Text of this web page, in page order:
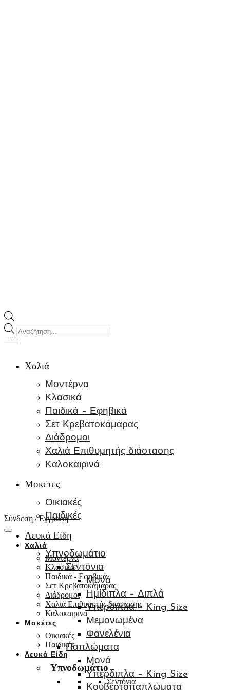
Σύνδεση / Εγγραφή
Χαλιά
Μοντέρνα
Κλασικά
Παιδικά - Εφηβικά
Σετ Κρεβατοκάμαρας
Διάδρομοι
Χαλιά Επιθυμητής διάστασης
Καλοκαιρινά
Μοκέτες
Οικιακές
Παιδικές
Λευκά Είδη
Υπνοδωμάτιο
Σεντόνια
Products
search
Χαλιά
Μοντέρνα
Κλασικά
Παιδικά – Εφηβικά
Σετ Κρεβατοκάμαρας
Διάδρομοι
Χαλιά Επιθυμητής διάστασης
Καλοκαιρινά
Μοκέτες
Οικιακές
Παιδικές
Λευκά Είδη
Υπνοδωμάτιο
Σεντόνια
Μονά
Ημίδιπλα – Διπλά
Υπέρδιπλα – King Size
Μεμονωμένα
Φανελένια
Παπλώματα
Μονά
Υπέρδιπλα – King Size
Κουβερτοπαπλώματα